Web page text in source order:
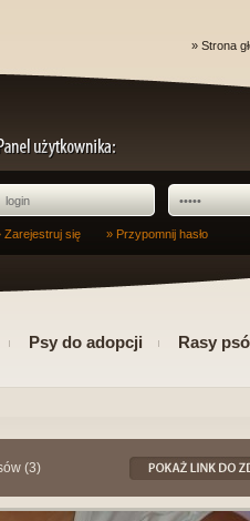
» Strona
Zarejestruj się » Przypomnij hasło
Psy do adopcji
Rasy
(3)